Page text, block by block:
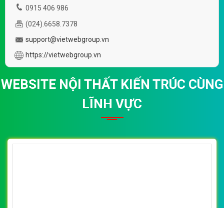
0915 406 986
(024).6658.7378
support@vietwebgroup.vn
https://vietwebgroup.vn
WEBSITE NỘI THẤT KIẾN TRÚC CÙNG
LĨNH VỰC